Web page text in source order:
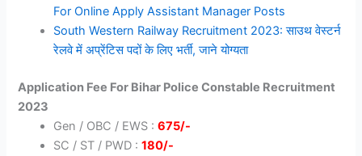
For Online Apply Assistant Manager Posts
South Western Railway Recruitment 2023: साउथ वेस्टर्न
रेलवे में अप्रेंटिस पदों के लिए भर्ती, जाने योग्यता
Application Fee For Bihar Police Constable Recruitment
2023
Gen / OBC / EWS :675/-
SC / ST / PWD :180/-